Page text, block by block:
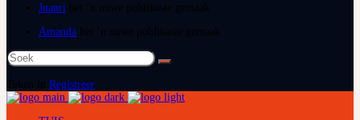
Juanri
Amanda
Soek
na:
Registreer